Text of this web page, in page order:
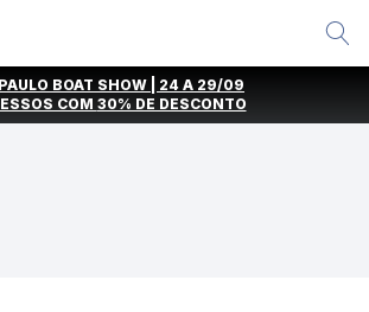
BOAT SHOW | 24 A 29/09
COM 30% DE DESCONTO